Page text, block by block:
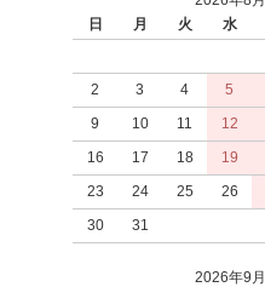
日
月 火 水
2
3 4 5
9
10 11 12
16
17 18 19
23
24 25 26
30
31
2026年9月